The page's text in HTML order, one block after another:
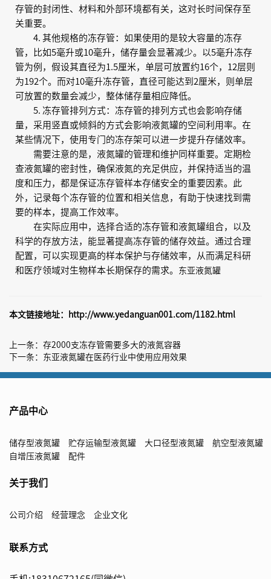
存管的封闭性、材料和外部环境都有关，这对长时间保存至
关重要。
4. 其他规格的冻存管：如果使用的是较大容量的冻存
管，比如5毫升或10毫升，储存量会显著减少。以5毫升冻存
管为例，假设其直径为1.5厘米，单层可放置约16个，12层则
为192个。而对10毫升冻存管，直径可能达到2厘米，则单层
可放置的数量会减少，整体储存量相应降低。
5. 冻存管排列方式：冻存管的排列方式也会影响存储
量，采用竖直或倾斜的方式会影响液氮罐的空间利用率。在
某些情况下，使用专门的冻存架可以进一步提升存储效率。
需要注意的是，液氮罐的管理和维护同样重要。定期检
查液氮罐的密封性，确保液氮的充足供应，并保持适当的温
度和压力，都是保证冻存管样本存储安全的重要因素。此
外，记录每个冻存管的位置和相关信息，有助于快速找到需
要的样本，提高工作效率。
在实际应用中，选择合适的冻存管和液氮罐组合，以及
科学的存放方法，能显著提高冻存管的储存效益。通过合理
配置，可以实现更高的样本保护与存储效率，从而满足科研
和医疗领域对生物样本长期保存的需求。
东亚液氮罐
本文链接地址： http://www.yedanguan001.com/1182.html
上一条： 存2000支冻存管需要多大的液氮容器
下一条： 东亚液氮罐在医药行业中使用应用效果
产品中心
储存型液氮罐 贮存运输型液氮罐 大口径型液氮罐
航空型液氮罐
自增压液氮罐
配件
关于我们
公司介绍 经营理念 企业文化
联系方式